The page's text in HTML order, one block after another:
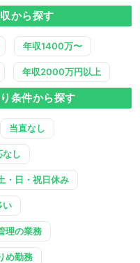
から探す
年収1400万〜
年収2000万円以上
条件から探す
当直なし
なし
・日・祝日休み
い
理の業務
め勤務